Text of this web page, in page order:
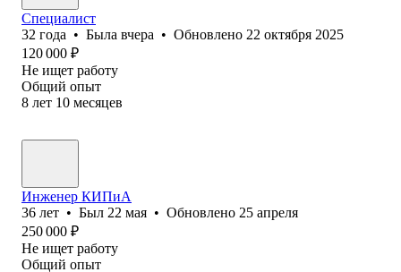
Специалист
32 года • Была вчера • Обновлено 22 октября 2025
120 000 ₽
Не ищет работу
Общий опыт
8 лет 10 месяцев
Инженер КИПиА
36 лет • Был 22 мая • Обновлено 25 апреля
250 000 ₽
Не ищет работу
Общий опыт